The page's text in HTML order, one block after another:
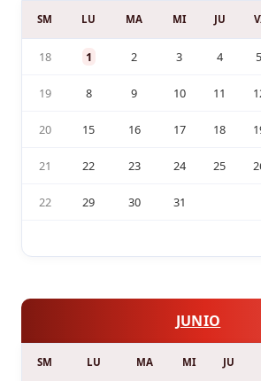
SM LU MA MI JU
18 1 2 3 4 5
19 8 9 10 11
20 15 16 17 18
21 22 23 24 25
22 29 30 31
JUNIO
SM LU MA MI JU